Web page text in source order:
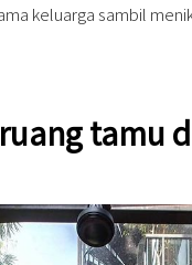
keluarga sambil
tamu